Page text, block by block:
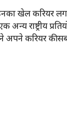
खेल करियर
राष्ट्रीय
अपने करियर की